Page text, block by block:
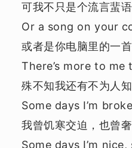
可我不只是个流言蜚
Or a song on your
或者是你电脑里的一
There’s more to
殊不知我还有不为人
Some days I’m
我曾饥寒交迫，也曾
Some days I’m